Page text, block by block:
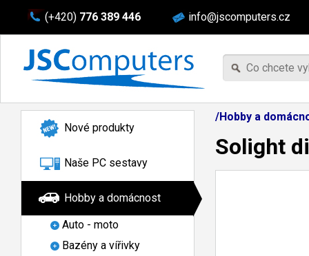
(+420) 776 389 446 info@jscomputers.cz
Nové produkty
Naše PC sestavy
Hobby a domácnost
Auto - moto
Bazény a vířivky
/Hobby a
Solight